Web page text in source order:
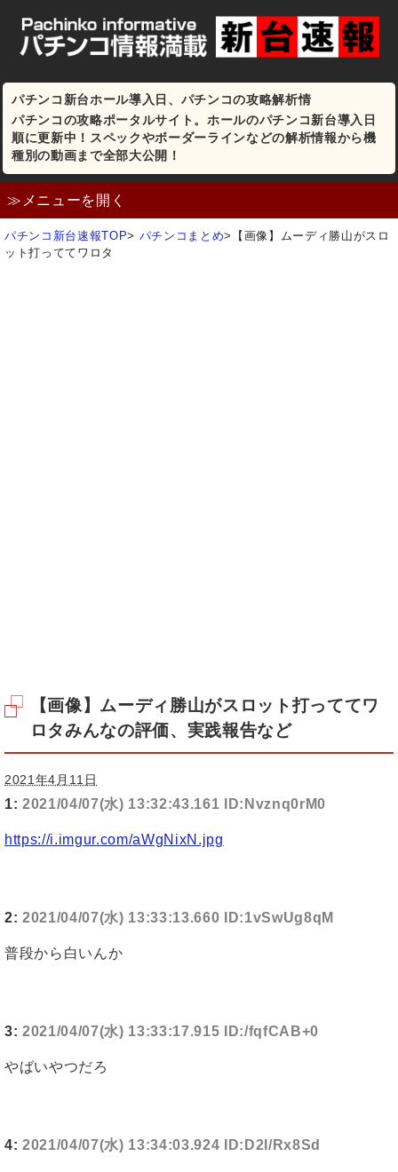
パチンコ新台ホール導入日、パチンコの攻略解析情
パチンコの攻略ポータルサイト。ホールのパチンコ新台導入日
順に更新中！スペックやボーダーラインなどの解析情報から機
種別の動画まで全部大公開！
≫メニューを開く
パチンコ新台速報TOP> パチンコまとめ>
【画像】ムーディ勝山がスロ
ット打っててワロタ
【画像】ムーディ勝山がスロット打っててワ
ロタみんなの評価、実践報告など
2021年4月11日
1: 2021/04/07(水) 13:32:43.161 ID:Nvznq0rM0
https://i.imgur.com/aWgNixN.jpg
2: 2021/04/07(水) 13:33:13.660 ID:1vSwUg8qM
普段から白いんか
3: 2021/04/07(水) 13:33:17.915 ID:/fqfCAB+0
やばいやつだろ
4: 2021/04/07(水) 13:34:03.924 ID:D2I/Rx8Sd